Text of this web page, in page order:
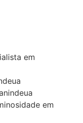
em
em